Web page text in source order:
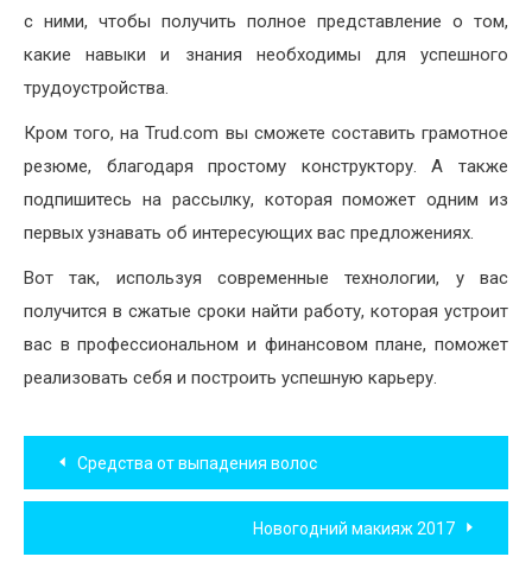
с ними, чтобы получить полное представление о том,
какие навыки и знания необходимы для успешного
трудоустройства.
Кром того, на Trud.com вы сможете составить грамотное
резюме, благодаря простому конструктору. А также
подпишитесь на рассылку, которая поможет одним из
первых узнавать об интересующих вас предложениях.
Вот так, используя современные технологии, у вас
получится в сжатые сроки найти работу, которая устроит
вас в профессиональном и финансовом плане, поможет
реализовать себя и построить успешную карьеру.
Навигация
по
записям
Средства от выпадения волос
Новогодний макияж 2017